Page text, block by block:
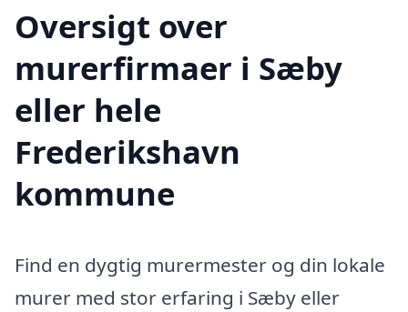
Oversigt over
murerfirmaer i Sæby
eller hele
Frederikshavn
kommune
Find en dygtig murermester og din lokale
murer med stor erfaring i Sæby eller